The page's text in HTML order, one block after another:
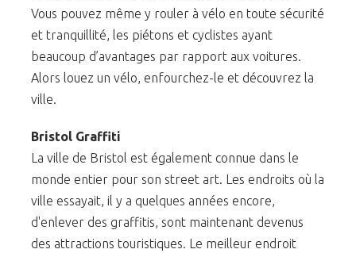
Vous pouvez même y rouler à vélo en toute sécurité
et tranquillité, les piétons et cyclistes ayant
beaucoup d’avantages par rapport aux voitures.
Alors louez un vélo, enfourchez-le et découvrez la
ville.
Bristol Graffiti
La ville de Bristol est également connue dans le
monde entier pour son street art. Les endroits où la
ville essayait, il y a quelques années encore,
d'enlever des graffitis, sont maintenant devenus
des attractions touristiques. Le meilleur endroit